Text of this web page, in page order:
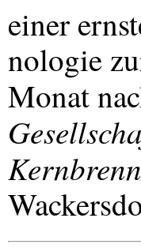
einer
nologie
Monat